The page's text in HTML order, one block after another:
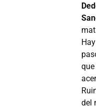
del